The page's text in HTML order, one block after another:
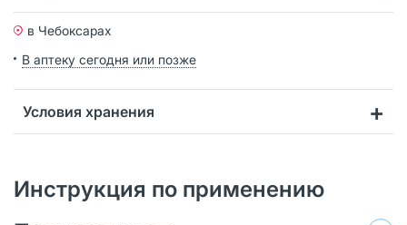
в Чебоксарах
В аптеку сегодня или позже
Условия хранения
Инструкция по применению